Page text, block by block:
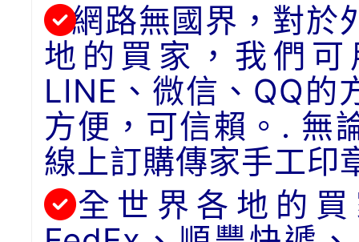
網路無國界，對於
地的買家，我們
LINE、微信、QQ的
方便，可信賴。. 無
線上訂購傳家手工印
全世界各地的買